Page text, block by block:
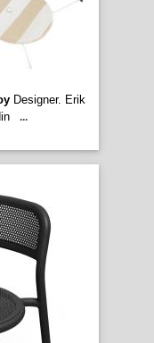
Designer. Erik
...